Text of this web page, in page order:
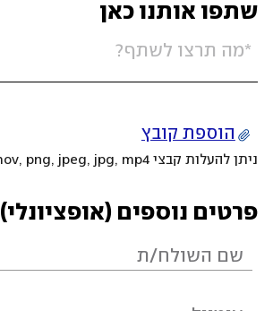
שתפו אותנו כאן
הוספת קובץ
ניתן להעלות קבצי mov, png, jpeg, jpg, mp4 עד 200MB
פרטים נוספים (אופציונלי)